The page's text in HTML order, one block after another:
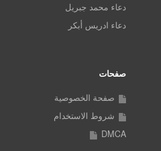
دعاء محمد جبريل
دعاء ادريس أبكر
صفحات
صفحة الخصوصية
شروط الاستخدام
DMCA